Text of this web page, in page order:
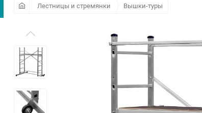
Лестницы и стремянки Вышки-туры